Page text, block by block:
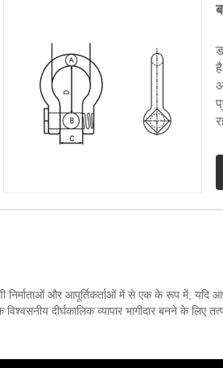
और आपूर्तिकर्ताओं में से एक के रूप में,
दीर्घकालिक व्यापार भागीदार बनने के लिए